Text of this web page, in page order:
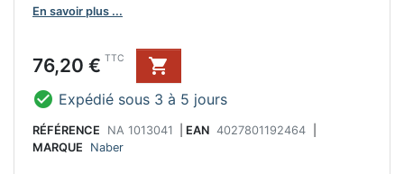
En savoir plus ...
Prix
76,20 € TTC

 Expédié sous 3 à 5 jours
RÉFÉRENCE NA 1013041 EAN 4027801192464
MARQUE
Naber